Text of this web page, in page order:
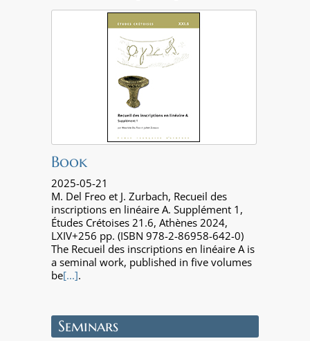
Book
2025-05-21
M. Del Freo et J. Zurbach, Recueil des
inscriptions en linéaire A. Supplément 1,
Études Crétoises 21.6, Athènes 2024,
LXIV+256 pp. (ISBN 978-2-86958-642-0)
The Recueil des inscriptions en linéaire A is
a seminal work, published in five volumes
be[...].
Seminars